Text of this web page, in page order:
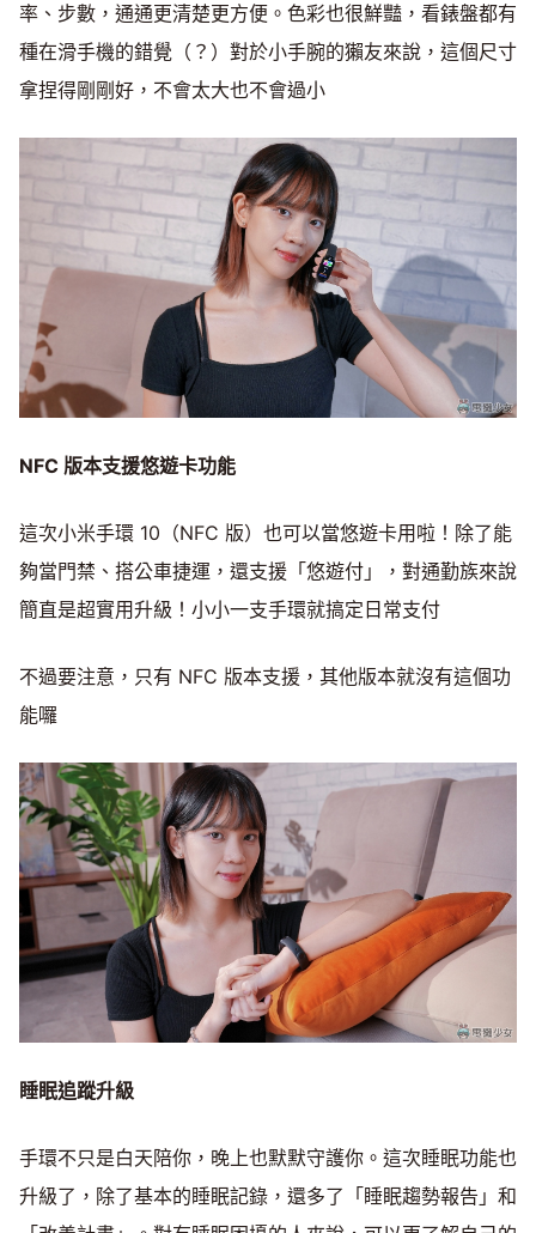
率、步數，通通更清楚更方便。色彩也很鮮豔，看錶盤都有
種在滑手機的錯覺（？）對於小手腕的獺友來說，這個尺寸
拿捏得剛剛好，不會太大也不會過小
NFC 版本支援悠遊卡功能
這次小米手環 10（NFC 版）也可以當悠遊卡用啦！除了能
夠當門禁、搭公車捷運，還支援「悠遊付」，對通勤族來說
簡直是超實用升級！小小一支手環就搞定日常支付
不過要注意，只有 NFC 版本支援，其他版本就沒有這個功
能囉
睡眠追蹤升級
手環不只是白天陪你，晚上也默默守護你。這次睡眠功能也
升級了，除了基本的睡眠記錄，還多了「睡眠趨勢報告」和